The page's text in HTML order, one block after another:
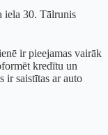
iela 30. Tālrunis
ir pieejamas vairāk
kredītu un
ir saistītas ar auto